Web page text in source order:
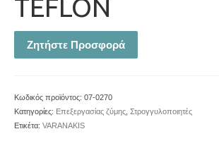
TEFLON
Ζητήστε Προσφορά
Κωδικός προϊόντος: 07-0270
Κατηγορίες: Επεξεργασίας ζύμης Στρογγυλοποιητές
Ετικέτα: VARANAKIS